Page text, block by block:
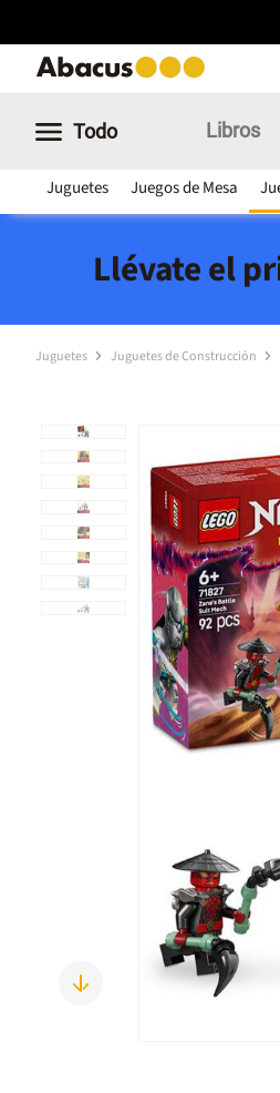
Todo Libros
Juguetes Juegos de Mesa
Llévate el
Juguetes Juguetes de Construcción